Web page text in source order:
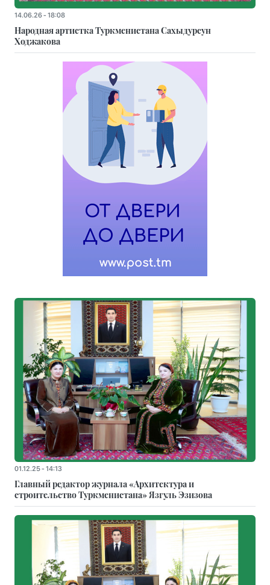
14.06.26 - 18:08
Народная артистка Туркменистана Сахыдурсун
Ходжакова
01.12.25 - 14:13
Главный редактор журнала «Архитектура и
строительство Туркменистана» Язгуль Эзизова